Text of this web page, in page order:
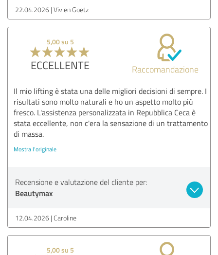
22.04.2026 Vivien Goetz
5,00 su 5
ECCELLENTE Raccomandazione
Il mio lifting è stata una delle migliori decisioni di sempre. I
risultati sono molto naturali e ho un aspetto molto più
fresco. L'assistenza personalizzata in Repubblica Ceca è
stata eccellente, non c'era la sensazione di un trattamento
di massa.
Mostra l'originale
Recensione e valutazione del cliente per:
Beautymax
12.04.2026 Caroline
5,00 su 5